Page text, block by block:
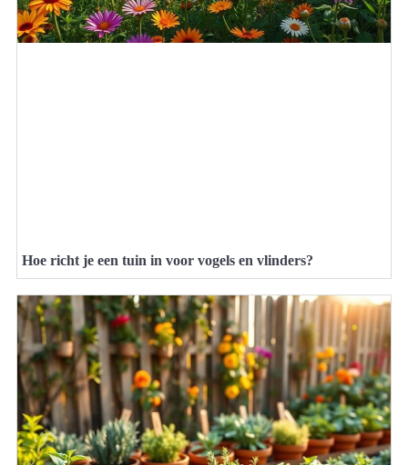
Hoe richt je een tuin in voor vogels en vlinders?